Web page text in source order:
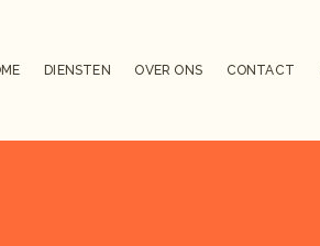
DIENSTEN OVER ONS CONTACT